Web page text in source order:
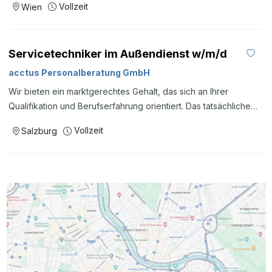
Wien Vollzeit
Servicetechniker im Außendienst w/m/d
acctus Personalberatung GmbH
Wir bieten ein marktgerechtes Gehalt, das sich an Ihrer
Qualifikation und Berufserfahrung orientiert. Das tatsächliche
bewerben Sie sich online oder senden Sie uns Ihre Unterlagen
0043 662 62 67 19 • office@acctus.com • www.acctus.com
Job empfehlen: Zurück Inserat drucken Stelle einem Freund
empfehlen
Salzburg Vollzeit